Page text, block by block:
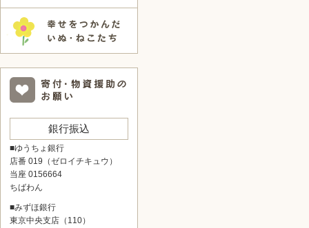
銀行振込
■ゆうちょ銀行
店番 019（ゼロイチキュウ）
当座 0156664
ちばわん
■みずほ銀行
東京中央支店（110）